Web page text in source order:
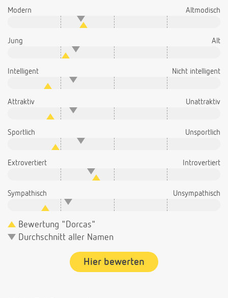
Modern Altmodisch
Jung Alt
Intelligent Nicht intelligent
Attraktiv Unattraktiv
Sportlich Unsportlich
Extrovertiert Introvertiert
Sympathisch Unsympathisch
Bewertung "Dorcas"
Durchschnitt aller Namen
Hier bewerten